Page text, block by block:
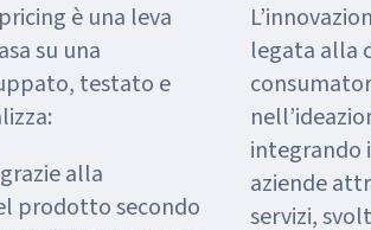
è una leva
su una
testato e
alla
prodotto secondo
legata alla
integrando
aziende
servizi,